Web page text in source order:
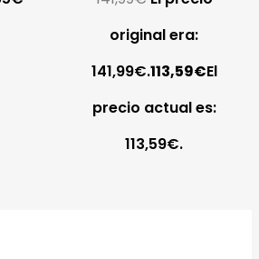
original era:
141,99€.113,59€El
precio actual es:
113,59€.